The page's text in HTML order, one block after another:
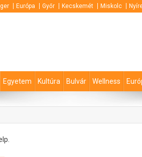
Európa Győr Kecskemét Miskolc
Egyetem Kultúra Bulvár Wellness